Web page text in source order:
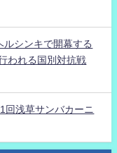
ルシンキで開幕する
われる国別対抗戦
回浅草サンバカーニ